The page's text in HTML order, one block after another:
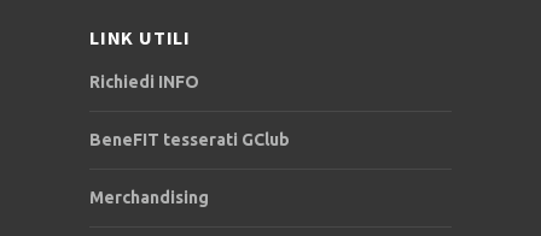
LINK UTILI
Richiedi INFO
BeneFIT tesserati GClub
Merchandising